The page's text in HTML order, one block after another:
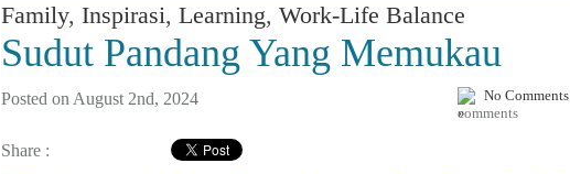
Family, Inspirasi, Learning, Work-Life Balance
Sudut Pandang Yang Memukau
Posted on August 2nd, 2024
No Comments
»
Share :